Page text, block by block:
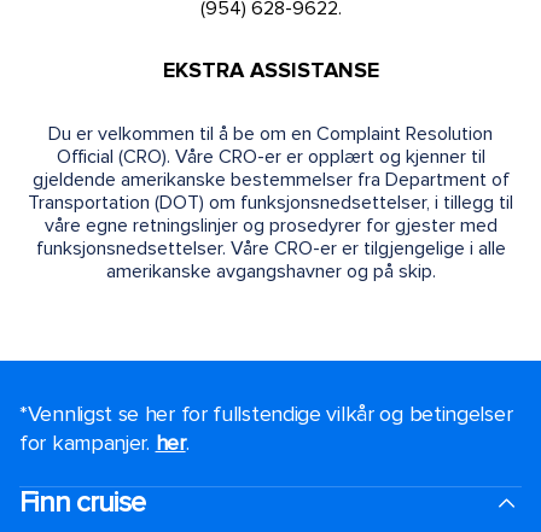
(954) 628-9622.
EKSTRA ASSISTANSE
Du er velkommen til å be om en Complaint Resolution
Official (CRO). Våre CRO-er er opplært og kjenner til
gjeldende amerikanske bestemmelser fra Department of
Transportation (DOT) om funksjonsnedsettelser, i tillegg til
våre egne retningslinjer og prosedyrer for gjester med
funksjonsnedsettelser. Våre CRO-er er tilgjengelige i alle
amerikanske avgangshavner og på skip.
*Vennligst se her for fullstendige vilkår og betingelser
for kampanjer. her.
Finn cruise